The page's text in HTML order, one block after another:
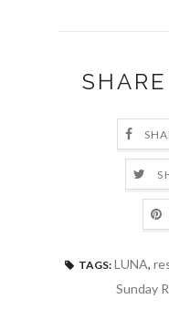
TAGS: LUNA,
Sunday